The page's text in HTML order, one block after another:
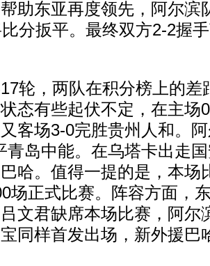
助东亚再度领先，阿尔滨
分扳平。最终双方2-2握
，两队在积分榜上的差
态有些起伏不定，在主场
又客场3-0完胜贵州人和。
青岛中能。在乌塔卡出走
哈。值得一提的是，本场
场正式比赛。阵容方面，
文君缺席本场比赛，阿尔
同样首发出场，新外援巴